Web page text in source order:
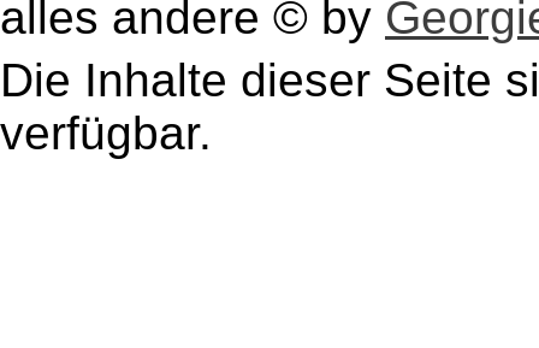
alles andere © by
Die Inhalte dieser Seite
verfügbar.